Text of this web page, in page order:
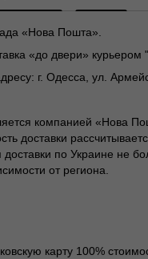
«Нова Пошта».
«до двери» курьером
г. Одесса, ул.
компанией «Нова
доставки
доставки по Украине не
от региона.
карту 100%